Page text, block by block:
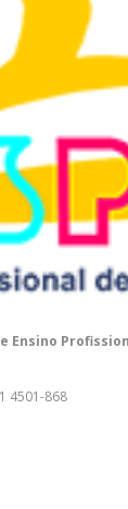
Ensino
4501-868